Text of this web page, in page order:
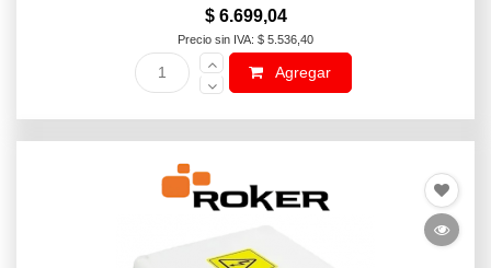
$ 6.699,04
Precio sin IVA: $ 5.536,40
Agregar